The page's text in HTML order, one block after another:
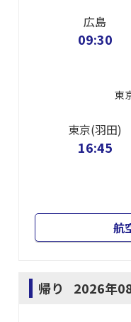
広島
09:30
東
東京(羽田)
16:45
航
帰り 2026年